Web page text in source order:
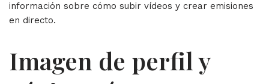
información sobre cómo subir vídeos y crear emisiones
en directo.
Imagen de perfil y